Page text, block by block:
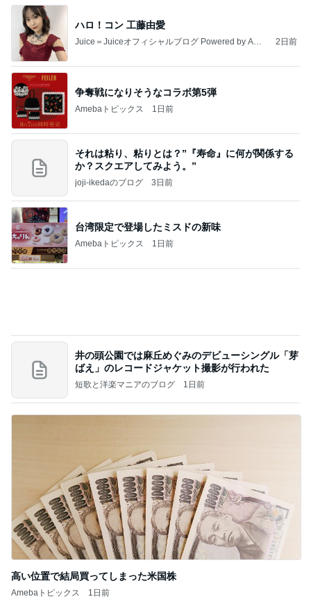
争奪戦になりそうなコラボ第5弾
Amebaトピックス 1日前
それは粘り、粘りとは？”『寿命』に何が関係する
か？スクエアしてみよう。”
joji-ikedaのブログ 3日前
台湾限定で登場したミスドの新味
井の頭公園では麻丘めぐみのデビューシングル「芽
ばえ」のレコードジャケット撮影が行われた
短歌と洋楽マニアのブログ
1日前
記事を読む
昔の服がパツパツで困る家族写真
Amebaトピックス 1日前